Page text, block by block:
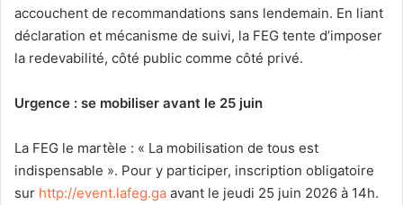
accouchent de recommandations sans lendemain. En liant
déclaration et mécanisme de suivi, la FEG tente d’imposer
la redevabilité, côté public comme côté privé.
Urgence : se mobiliser avant le 25 juin
La FEG le martèle : « La mobilisation de tous est
indispensable ». Pour y participer, inscription obligatoire
sur http://event.lafeg.ga avant le jeudi 25 juin 2026 à 14h.